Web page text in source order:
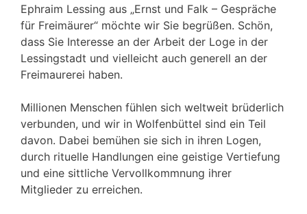
Ephraim Lessing aus „Ernst und Falk – Gespräche
für Freimäurer“ möchte wir Sie begrüßen. Schön,
dass Sie Interesse an der Arbeit der Loge in der
Lessingstadt und vielleicht auch generell an der
Freimaurerei haben.
Millionen Menschen fühlen sich weltweit brüderlich
verbunden, und wir in Wolfenbüttel sind ein Teil
davon. Dabei bemühen sie sich in ihren Logen,
durch rituelle Handlungen eine geistige Vertiefung
und eine sittliche Vervollkommnung ihrer
Mitglieder zu erreichen.